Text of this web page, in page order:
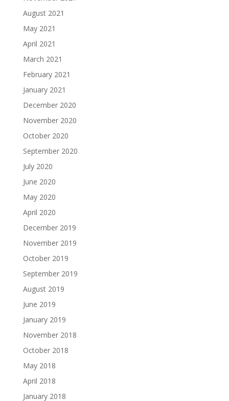
August 2021
May 2021
April 2021
March 2021
February 2021
January 2021
December 2020
November 2020
October 2020
September 2020
July 2020
June 2020
May 2020
April 2020
December 2019
November 2019
October 2019
September 2019
August 2019
June 2019
January 2019
November 2018
October 2018
May 2018
April 2018
January 2018